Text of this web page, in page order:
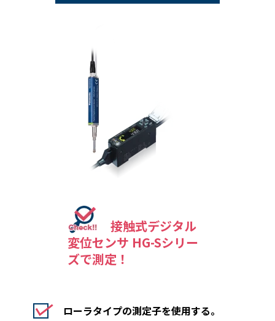
接触式デジタル
変位センサ HG-Sシリー
ズで測定！
ローラタイプの測定子を使用する。